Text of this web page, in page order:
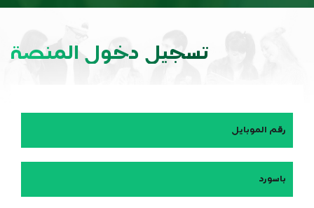
تسجيل دخول المنصة
رقم الموبايل
باسورد